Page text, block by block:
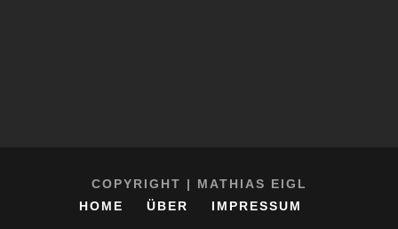
COPYRIGHT | MATHIAS EIGL
HOME
ÜBER IMPRESSUM